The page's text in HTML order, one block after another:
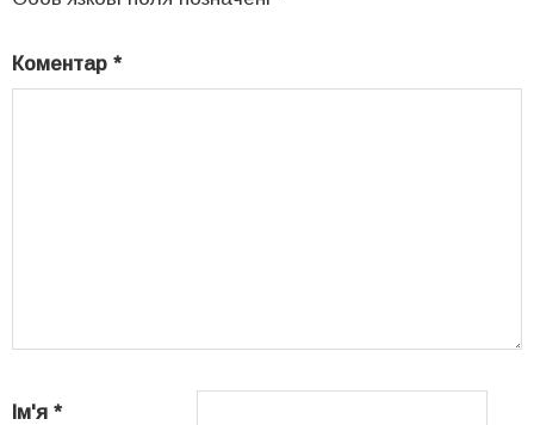
Коментар *
Ім'я *